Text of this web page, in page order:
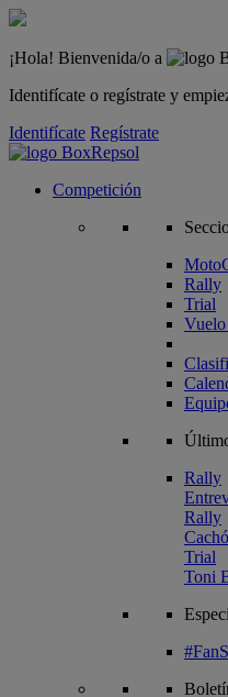
¡Hola! Bienvenida/o a
Identifícate o regístrate y
Identifícate Regístrate
Competición
Rally
Trial
Rally
Rally
Trial
Toni